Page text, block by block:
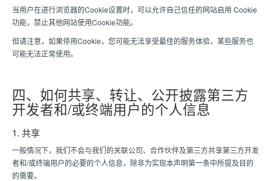
当用户在进行浏览器的Cookie设置时，可以允许自己信任的网站启用 Cookie
功能，禁止其他网站使用Cookie功能。
但请注意，如果停用Cookie，您可能无法享受最佳的服务体验，某些服务也
可能无法正常使用。
四、如何共享、转让、公开披露第三方
开发者和/或终端用户的个人信息
1. 共享
一般情况下，我们不会与我们的关联公司、合作伙伴及第三方共享第三方开发
者和/或终端用户的必要的个人信息，除非为实现本声明第一条中所提及目的
的需要。